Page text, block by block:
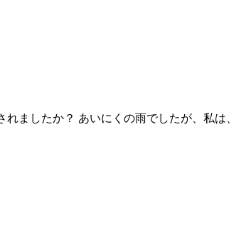
ましたか？ あいにくの雨でしたが、私は、